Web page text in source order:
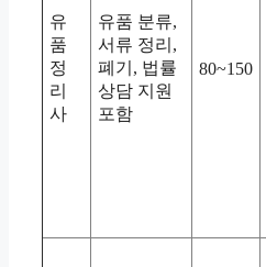
유
품
정
리
사
유품 분류,
서류 정리,
폐기, 법률
상담 지원
포함
80~150